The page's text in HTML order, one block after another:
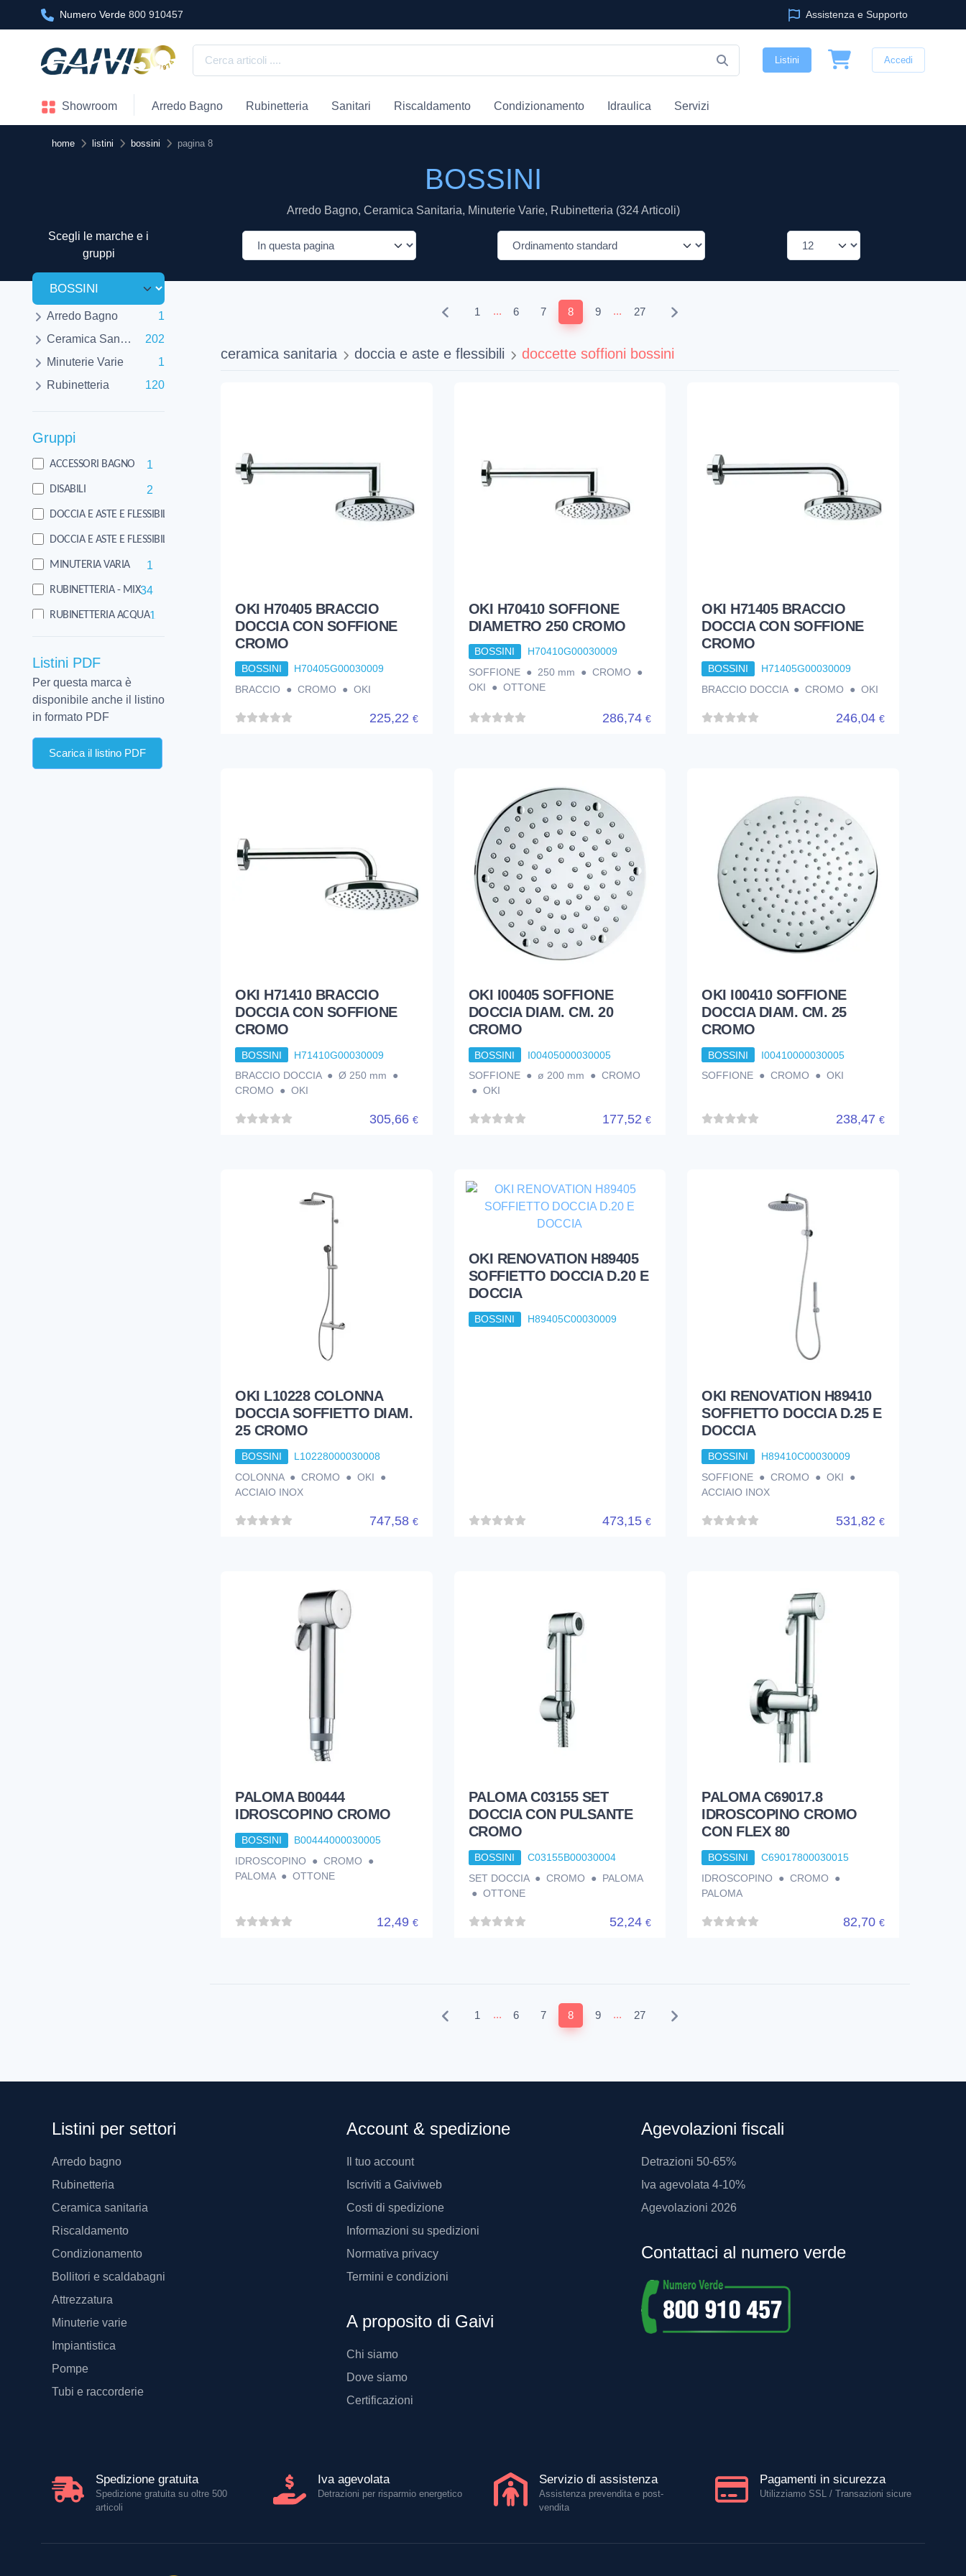
Numero Verde 800 910457 Assistenza e Supporto
Listini Accedi
Showroom Arredo Bagno Rubinetteria Sanitari Riscaldamento Condizionamento Idraulica Servizi
home listini bossini pagina 8
BOSSINI
Arredo Bagno, Ceramica Sanitaria, Minuterie Varie, Rubinetteria (324 Articoli)
Scegli le marche e i
gruppi
Arredo Bagno
1
Ceramica Sanitaria
202
Minuterie Varie
1
Rubinetteria
120
Gruppi
ACCESSORI BAGNO 1
DISABILI 2
DOCCIA E ASTE E FLESSIBILI
DOCCIA E ASTE E FLESSIBILI
MINUTERIA VARIA 1
RUBINETTERIA - MIX34
RUBINETTERIA ACQUA1
Listini PDF
Per questa marca è
disponibile anche il listino
in formato PDF
Scarica il listino PDF
1 ... 6 7 8 9 ... 27
ceramica sanitaria doccia e aste e flessibili doccette soffioni bossini
OKI H70405 BRACCIO
DOCCIA CON SOFFIONE
CROMO
BOSSINI
H70405G00030009
BRACCIO ● CROMO ● OKI
225,22 €
OKI H70410 SOFFIONE
DIAMETRO 250 CROMO
BOSSINI
H70410G00030009
SOFFIONE ● 250 mm ● CROMO ●
OKI ● OTTONE
286,74€
OKI H71405 BRACCIO
DOCCIA CON SOFFIONE
CROMO
BOSSINI
H71405G00030009
BRACCIO DOCCIA ● CROMO ● OKI
246,04 €
OKI H71410 BRACCIO
DOCCIA CON SOFFIONE
CROMO
BOSSINI
H71410G00030009
BRACCIO DOCCIA ● Ø 250 mm ●
CROMO ● OKI
305,66 €
OKI I00405 SOFFIONE
DOCCIA DIAM. CM. 20
CROMO
BOSSINI
I00405000030005
SOFFIONE ● ø 200 mm ● CROMO
● OKI
177,52€
OKI I00410 SOFFIONE
DOCCIA DIAM. CM. 25
CROMO
BOSSINI
I00410000030005
SOFFIONE ● CROMO ● OKI
238,47 €
OKI L10228 COLONNA
DOCCIA SOFFIETTO DIAM.
25 CROMO
BOSSINI
L10228000030008
COLONNA ● CROMO ● OKI ●
ACCIAIO INOX
747,58 €
OKI RENOVATION H89405
SOFFIETTO DOCCIA D.20 E
DOCCIA
BOSSINI H89405C00030009
473,15€
OKI RENOVATION H89410
SOFFIETTO DOCCIA D.25 E
DOCCIA
BOSSINI
H89410C00030009
SOFFIONE ● CROMO ● OKI ●
ACCIAIO INOX
531,82 €
PALOMA B00444
IDROSCOPINO CROMO
BOSSINI
B00444000030005
IDROSCOPINO ● CROMO ●
PALOMA ● OTTONE
12,49 €
PALOMA C03155 SET
DOCCIA CON PULSANTE
CROMO
BOSSINI
C03155B00030004
SET DOCCIA ● CROMO ● PALOMA
● OTTONE
52,24€
PALOMA C69017.8
IDROSCOPINO CROMO
CON FLEX 80
BOSSINI
C69017800030015
IDROSCOPINO ● CROMO ●
PALOMA
82,70 €
1 ... 6 7 8 9 ... 27
Listini per settori
Arredo bagno
Rubinetteria
Ceramica sanitaria
Riscaldamento
Condizionamento
Bollitori e scaldabagni
Attrezzatura
Minuterie varie
Impiantistica
Pompe
Tubi e raccorderie
Account & spedizione
Il tuo account
Iscriviti a Gaiviweb
Costi di spedizione
Informazioni su spedizioni
Normativa privacy
Termini e condizioni
A proposito di Gaivi
Chi siamo
Dove siamo
Certificazioni
Agevolazioni fiscali
Detrazioni 50-65%
Iva agevolata 4-10%
Agevolazioni 2026
Contattaci al numero verde
Spedizione gratuita
Spedizione gratuita su oltre 500
articoli
Iva agevolata
Detrazioni per risparmio energetico
Servizio di assistenza
Assistenza prevendita e post-
vendita
Pagamenti in sicurezza
Utilizziamo SSL / Transazioni sicure